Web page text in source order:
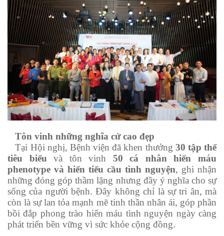
Tôn vinh những nghĩa cử cao đẹp
Tại Hội nghị, Bệnh viện đã khen thưởng 30 tập thể
tiêu biểu và tôn vinh 50 cá nhân hiến máu
phenotype và hiến tiểu cầu tình nguyện, ghi nhận
những đóng góp thầm lặng nhưng đầy ý nghĩa cho sự
sống của người bệnh. Đây không chỉ là sự tri ân, mà
còn là sự lan tỏa mạnh mẽ tinh thần nhân ái, góp phần
bồi đắp phong trào hiến máu tình nguyện ngày càng
phát triển bền vững vì sức khỏe cộng đồng.